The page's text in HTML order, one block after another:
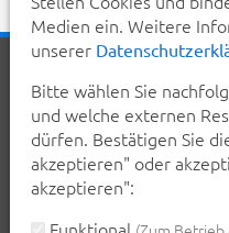
Startseite Aktuelles
Inhalt
Erklärung zur
Datenschutzerklärung
Teilen Sie diese Seite mit Ihren
Medien ein. Weitere
unserer
Bitte wählen Sie
und welche externen
dürfen. Bestätigen Sie
akzeptieren" oder
akzeptieren":